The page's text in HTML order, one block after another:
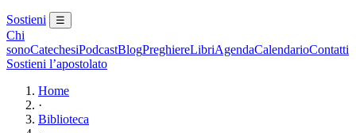
Sostieni ☰
Chi
sonoCatechesiPodcastBlogPreghiereLibriAgendaCalendarioContatti
Sostieni l’apostolato
Home
·
Biblioteca